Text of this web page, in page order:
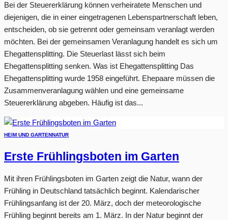
Bei der Steuererklärung können verheiratete Menschen und
diejenigen, die in einer eingetragenen Lebenspartnerschaft leben,
entscheiden, ob sie getrennt oder gemeinsam veranlagt werden
möchten. Bei der gemeinsamen Veranlagung handelt es sich um
Ehegattensplitting. Die Steuerlast lässt sich beim
Ehegattensplitting senken. Was ist Ehegattensplitting Das
Ehegattensplitting wurde 1958 eingeführt. Ehepaare müssen die
Zusammenveranlagung wählen und eine gemeinsame
Steuererklärung abgeben. Häufig ist das...
HEIM UND GARTEN NATUR
Erste Frühlingsboten im Garten
Mit ihren Frühlingsboten im Garten zeigt die Natur, wann der
Frühling in Deutschland tatsächlich beginnt. Kalendarischer
Frühlingsanfang ist der 20. März, doch der meteorologische
Frühling beginnt bereits am 1. März. In der Natur beginnt der